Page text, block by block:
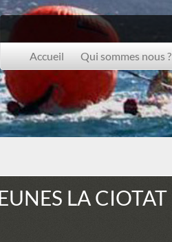
Accueil Qui sommes nous ?
LA CIOTAT